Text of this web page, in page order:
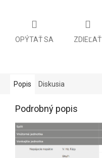
OPÝTAŤ SA ZDIEĽAŤ
Popis Diskusia
Podrobný popis